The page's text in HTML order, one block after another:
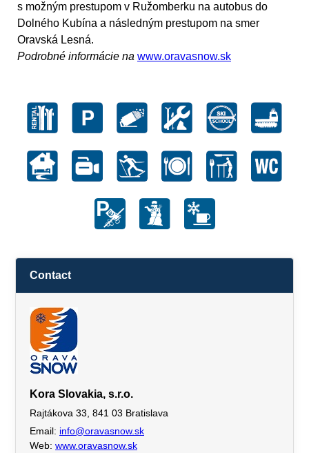
s možným prestupom v Ružomberku na autobus do
Dolného Kubína a následným prestupom na smer
Oravská Lesná.
Podrobné informácie na www.oravasnow.sk
Contact
Kora Slovakia, s.r.o.
Rajtákova 33, 841 03 Bratislava
Email: info@oravasnow.sk
Web: www.oravasnow.sk